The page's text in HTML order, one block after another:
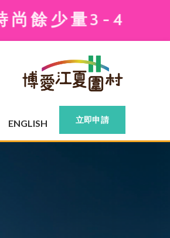
位可供申請
ENGLISH 立即申請